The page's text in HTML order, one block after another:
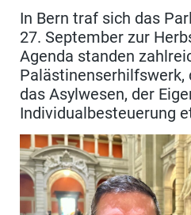
In Bern traf sich das
27. September zur
Agenda standen
das Asylwesen, der
Individualbesteuerung